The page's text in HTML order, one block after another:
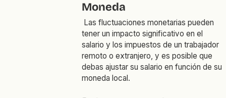
Moneda
Las fluctuaciones monetarias pueden
tener un impacto significativo en el
salario y los impuestos de un trabajador
remoto o extranjero, y es posible que
debas ajustar su salario en función de su
moneda local.